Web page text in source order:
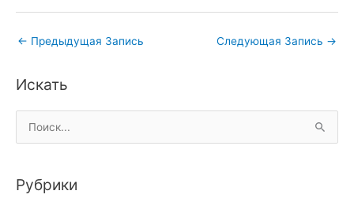
← Предыдущая Запись Следующая Запись →
Искать
о
с
Рубрики